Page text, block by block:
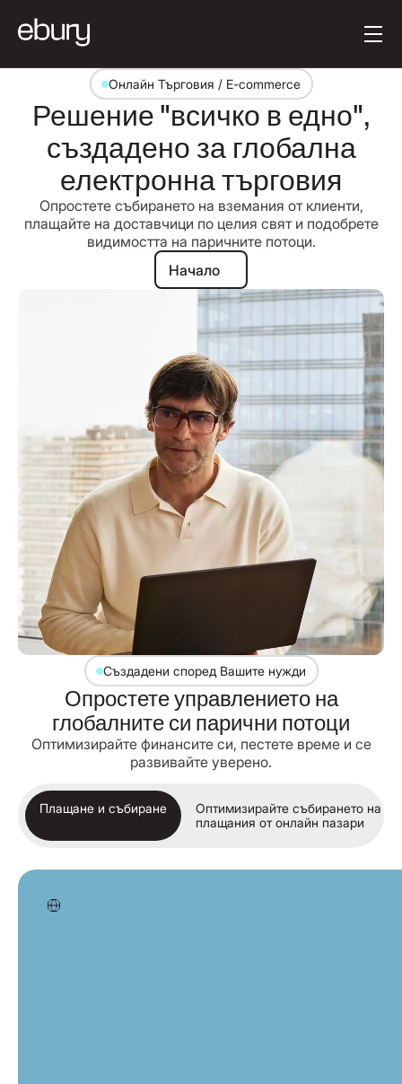
Онлайн Търговия / E-commerce
Решение "всичко в едно",
създадено за глобална
електронна търговия
Опростете събирането на вземания от клиенти,
плащайте на доставчици по целия свят и подобрете
видимостта на паричните потоци.
Начало
Начало
Създадени според Вашите нужди
Опростете управлението на
глобалните си парични потоци
Оптимизирайте финансите си, пестете време и се
развивайте уверено.
Плащане и събиране
Оптимизирайте събирането на
плащания от онлайн пазари